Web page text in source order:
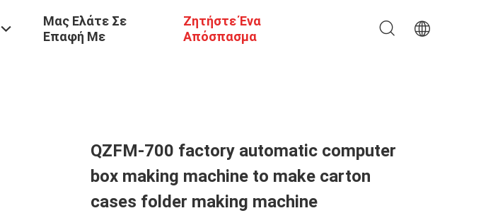
Μας Ελάτε Σε
Επαφή Με
Ζητήστε Ένα
Απόσπασμα
QZFM-700 factory automatic computer
box making machine to make carton
cases folder making machine